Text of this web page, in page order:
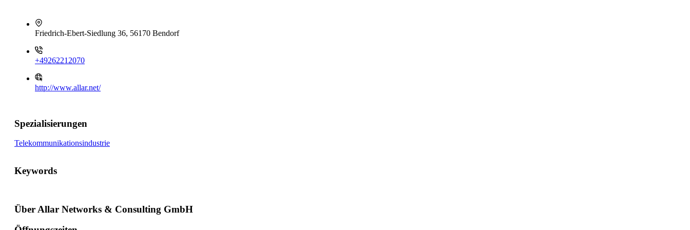
Friedrich-Ebert-Siedlung 36, 56170 Bendorf
+49262212070
http://www.allar.net/
Spezialisierungen
Telekommunikationsindustrie
Keywords
Über Allar Networks & Consulting GmbH